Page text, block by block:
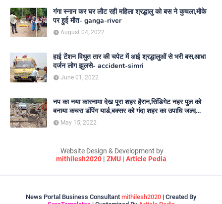
गंगा स्नान कर घर लौट रही महिला श्रद्धालु को बस ने कुचला,मौके
पर हुई मौत- ganga-river
August 04, 2022
हाई टेंशन विधुत तार की चपेट में आई श्रद्धालुओं से भरी बस,आधा
दर्जन लोग झुलसे- accident-simri
June 01, 2022
नप का नया कारनामा देख पूरा शहर हैरान,सिंडिगेट नहर पुल को
बनाया कचरा डंपिंग यार्ड,बक्सर को गंदा शहर का उपाधि जल्द
दिलाएगा नगर परिषद- nagar-parishad
May 15, 2022
Website Design & Development by
mithilesh2020| ZMU| Article Pedia
News Portal Business Consultant mithilesh2020 | Created By